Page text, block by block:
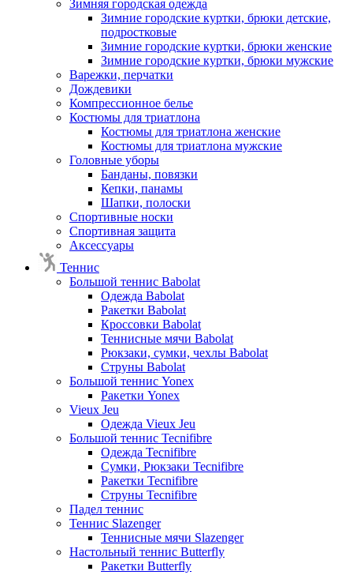
Зимняя городская одежда
Зимние городские куртки, брюки детские,
подростковые
Зимние городские куртки, брюки женские
Зимние городские куртки, брюки мужские
Варежки, перчатки
Дождевики
Компрессионное белье
Костюмы для триатлона
Костюмы для триатлона женские
Костюмы для триатлона мужские
Головные уборы
Банданы, повязки
Кепки, панамы
Шапки, полоски
Спортивные носки
Спортивная защита
Аксессуары
Теннис
Большой теннис Babolat
Одежда Babolat
Ракетки Babolat
Кроссовки Babolat
Теннисные мячи Babolat
Рюкзаки, сумки, чехлы Babolat
Струны Babolat
Большой теннис Yonex
Ракетки Yonex
Vieux Jeu
Одежда Vieux Jeu
Большой теннис Tecnifibre
Одежда Tecnifibre
Сумки, Рюкзаки Tecnifibre
Ракетки Tecnifibre
Струны Tecnifibre
Падел теннис
Теннис Slazenger
Теннисные мячи Slazenger
Настольный теннис Butterfly
Ракетки Butterfly